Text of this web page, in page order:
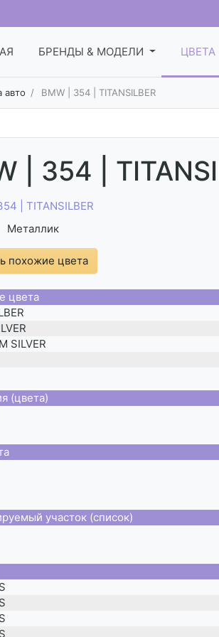
БРЕНДЫ & МОДЕЛИ ЦВЕТА
авто BMW | 354 | TITANSILBER
| 354 |
Металлик
похожие цвета
цвета
SILVER
(цвета)
участок (список)